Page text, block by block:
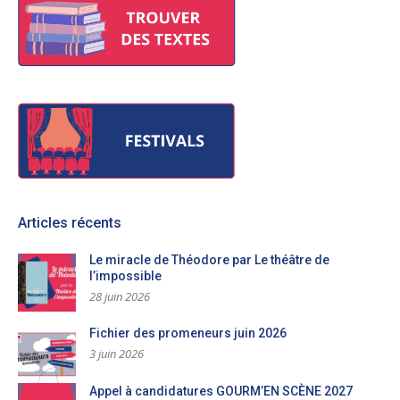
Articles récents
Le miracle de Théodore par Le théâtre de
l’impossible
28 juin 2026
Fichier des promeneurs juin 2026
3 juin 2026
Appel à candidatures GOURM’EN SCÈNE 2027